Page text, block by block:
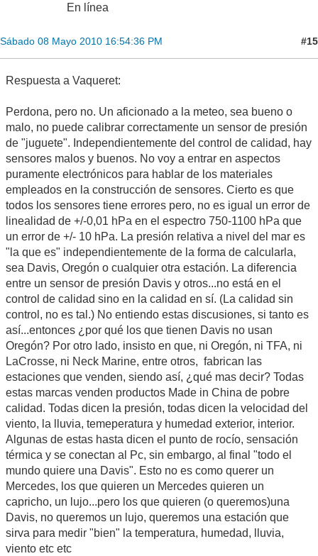
En línea
Sábado 08 Mayo 2010 16:54:36 PM #15
Respuesta a Vaqueret:
Perdona, pero no. Un aficionado a la meteo, sea bueno o
malo, no puede calibrar correctamente un sensor de presión
de "juguete". Independientemente del control de calidad, hay
sensores malos y buenos. No voy a entrar en aspectos
puramente electrónicos para hablar de los materiales
empleados en la construcción de sensores. Cierto es que
todos los sensores tiene errores pero, no es igual un error de
linealidad de +/-0,01 hPa en el espectro 750-1100 hPa que
un error de +/- 10 hPa. La presión relativa a nivel del mar es
"la que es" independientemente de la forma de calcularla,
sea Davis, Oregón o cualquier otra estación. La diferencia
entre un sensor de presión Davis y otros...no está en el
control de calidad sino en la calidad en sí. (La calidad sin
control, no es tal.) No entiendo estas discusiones, si tanto es
así...entonces ¿por qué los que tienen Davis no usan
Oregón? Por otro lado, insisto en que, ni Oregón, ni TFA, ni
LaCrosse, ni Neck Marine, entre otros, fabrican las
estaciones que venden, siendo así, ¿qué mas decir? Todas
estas marcas venden productos Made in China de pobre
calidad. Todas dicen la presión, todas dicen la velocidad del
viento, la lluvia, temeperatura y humedad exterior, interior.
Algunas de estas hasta dicen el punto de rocío, sensación
térmica y se conectan al Pc, sin embargo, al final "todo el
mundo quiere una Davis". Esto no es como querer un
Mercedes, los que quieren un Mercedes quieren un
capricho, un lujo...pero los que quieren (o queremos)una
Davis, no queremos un lujo, queremos una estación que
sirva para medir "bien" la temperatura, humedad, lluvia,
viento etc etc